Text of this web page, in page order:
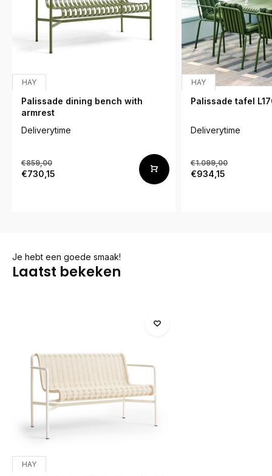
HAY
Palissade dining bench with
armrest
Deliverytime
€859,00
€730,15
HAY
Palissade tafel
Deliverytime
€1.099,00
€934,15
Je hebt een goede smaak!
Laatst bekeken
HAY